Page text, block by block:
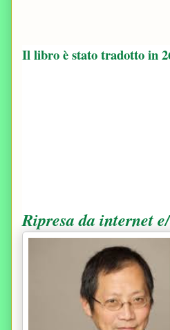
Il libro è stato tradotto in
Ripresa da internet